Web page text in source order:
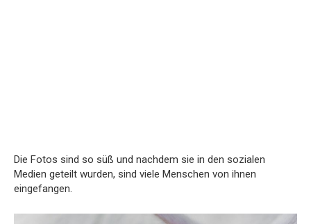
Die Fotos sind so süß und nachdem sie in den sozialen
Medien geteilt wurden, sind viele Menschen von ihnen
eingefangen.